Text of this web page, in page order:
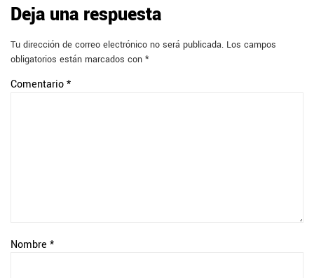
Deja una respuesta
Tu dirección de correo electrónico no será publicada. Los campos
obligatorios están marcados con *
Comentario*
Nombre *